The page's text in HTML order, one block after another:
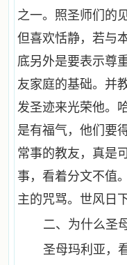
之一。照圣师们的
但喜欢恬静，若与
底另外是要表示尊
友家庭的基础。并
发圣迹来光荣他。
是有福气，他们要
常事的教友，真是
事，看着分文不值
主的咒骂。世风日
二、为什么圣
圣母玛利亚，